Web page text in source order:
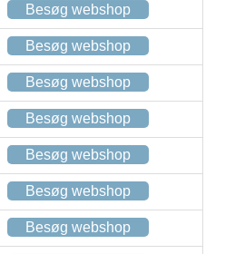
Besøg webshop
Besøg webshop
Besøg webshop
Besøg webshop
Besøg webshop
Besøg webshop
Besøg webshop